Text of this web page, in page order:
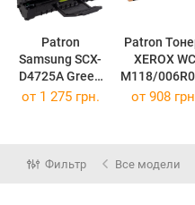
Patron
Samsung SCX-
D4725A Green
Label (PN-
Patron
XEROX WC
M118/
79 GREEN
от 1 275 грн. от 908
Фильтр Все модели